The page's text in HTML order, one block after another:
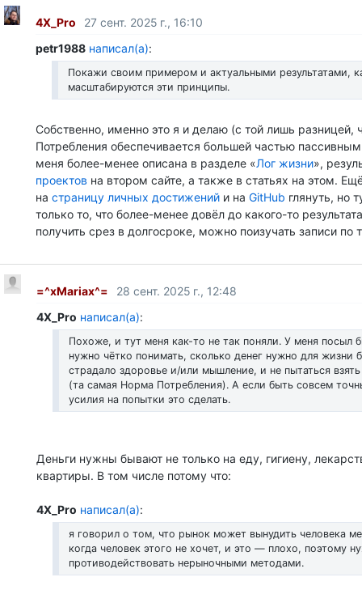
4X_Pro
27 сент. 2025 г., 16:10
petr1988 написал(а):
Покажи своим примером и актуальными результатами,
масштабируются эти принципы.
Собственно, именно это я и делаю (с той лишь разницей,
Потребления обеспечивается большей частью
меня более-менее описана в разделе «Лог жизни»,
проектов на втором сайте, а также в статьях на этом.
на страницу личных достиженийи на GitHub глянуть, но
только то, что более-менее довёл до какого-то
получить срез в долгосроке, можно поизучать записи по
=^xMariax^=
28 сент. 2025 г., 12:48
4X_Pro написал(а):
Похоже, и тут меня как-то не так поняли. У меня посыл
нужно чётко понимать, сколько денег нужно для жизни
страдало здоровье и/или мышление, и не пытаться
(та самая Норма Потребления). А если быть совсем
усилия на попытки это сделать.
Деньги нужны бывают не только на еду, гигиену,
квартиры. В том числе потому что:
4X_Pro написал(а):
я говорил о том, что рынок может вынудить человека
когда человек этого не хочет, и это — плохо, поэтому
противодействовать нерыночными методами.